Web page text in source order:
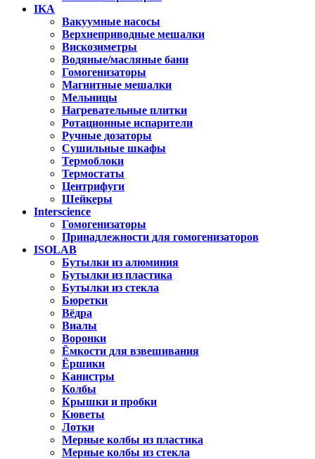
IKA
Вакуумные насосы
Верхнеприводные мешалки
Вискозиметры
Водяные/масляные бани
Гомогенизаторы
Магнитные мешалки
Мельницы
Нагревательные плитки
Ротационные испарители
Ручные дозаторы
Сушильные шкафы
Термоблоки
Термостаты
Центрифуги
Шейкеры
Interscience
Гомогенизаторы
Принадлежности для гомогенизаторов
ISOLAB
Бутылки из алюминия
Бутылки из пластика
Бутылки из стекла
Бюретки
Вёдра
Виалы
Воронки
Ёмкости для взвешивания
Ёршики
Канистры
Колбы
Крышки и пробки
Кюветы
Лотки
Мерные колбы из пластика
Мерные колбы из стекла